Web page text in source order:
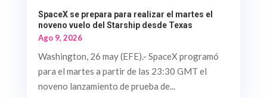
SpaceX se prepara para realizar el martes el
noveno vuelo del Starship desde Texas
Ago 9, 2026
Washington, 26 may (EFE).- SpaceX programó
para el martes a partir de las 23:30 GMT el
noveno lanzamiento de prueba de...